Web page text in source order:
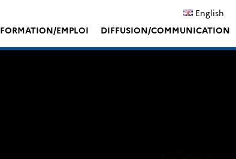
English
FORMATION/EMPLOI DIFFUSION/COMMUNICATION